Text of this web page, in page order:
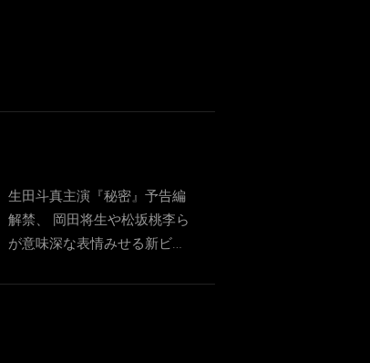
生田斗真主演『秘密』予告編
解禁、 岡田将生や松坂桃李ら
が意味深な表情みせる新ビジ